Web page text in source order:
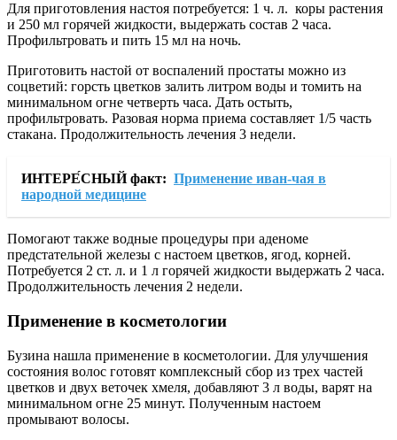
Для приготовления настоя потребуется: 1 ч. л. коры растения
и 250 мл горячей жидкости, выдержать состав 2 часа.
Профильтровать и пить 15 мл на ночь.
Приготовить настой от воспалений простаты можно из
соцветий: горсть цветков залить литром воды и томить на
минимальном огне четверть часа. Дать остыть,
профильтровать. Разовая норма приема составляет 1/5 часть
стакана. Продолжительность лечения 3 недели.
ИНТЕРЕ́СНЫЙ факт: Применение иван-чая в
народной медицине
Помогают также водные процедуры при аденоме
предстательной железы с настоем цветков, ягод, корней.
Потребуется 2 ст. л. и 1 л горячей жидкости выдержать 2 часа.
Продолжительность лечения 2 недели.
Применение в косметологии
Бузина нашла применение в косметологии. Для улучшения
состояния волос готовят комплексный сбор из трех частей
цветков и двух веточек хмеля, добавляют 3 л воды, варят на
минимальном огне 25 минут. Полученным настоем
промывают волосы.